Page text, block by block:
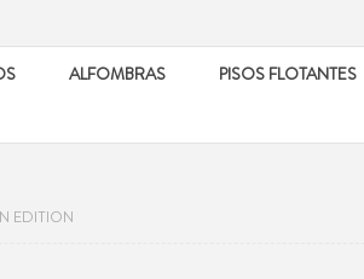
ALFOMBRAS
PISOS FLOTANTES
EDITION